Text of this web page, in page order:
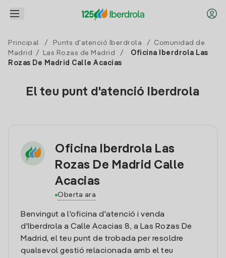
Principal / Punts d'atenció Iberdrola /
Comunidad de
Madrid
/ Las Rozas de Madrid /
Oficina Iberdrola Las
Rozas De Madrid Calle Acacias
El teu punt d'atenció Iberdrola
Oficina Iberdrola Las
Rozas De Madrid Calle
Acacias
Oberta ara
Benvingut a l'oficina d'atenció i venda
d'Iberdrola a Calle Acacias 8, a Las Rozas De
Madrid, el teu punt de trobada per resoldre
qualsevol gestió relacionada amb el teu